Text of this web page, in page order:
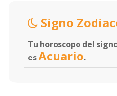
Signo
Tu horoscopo del
esAcuario.